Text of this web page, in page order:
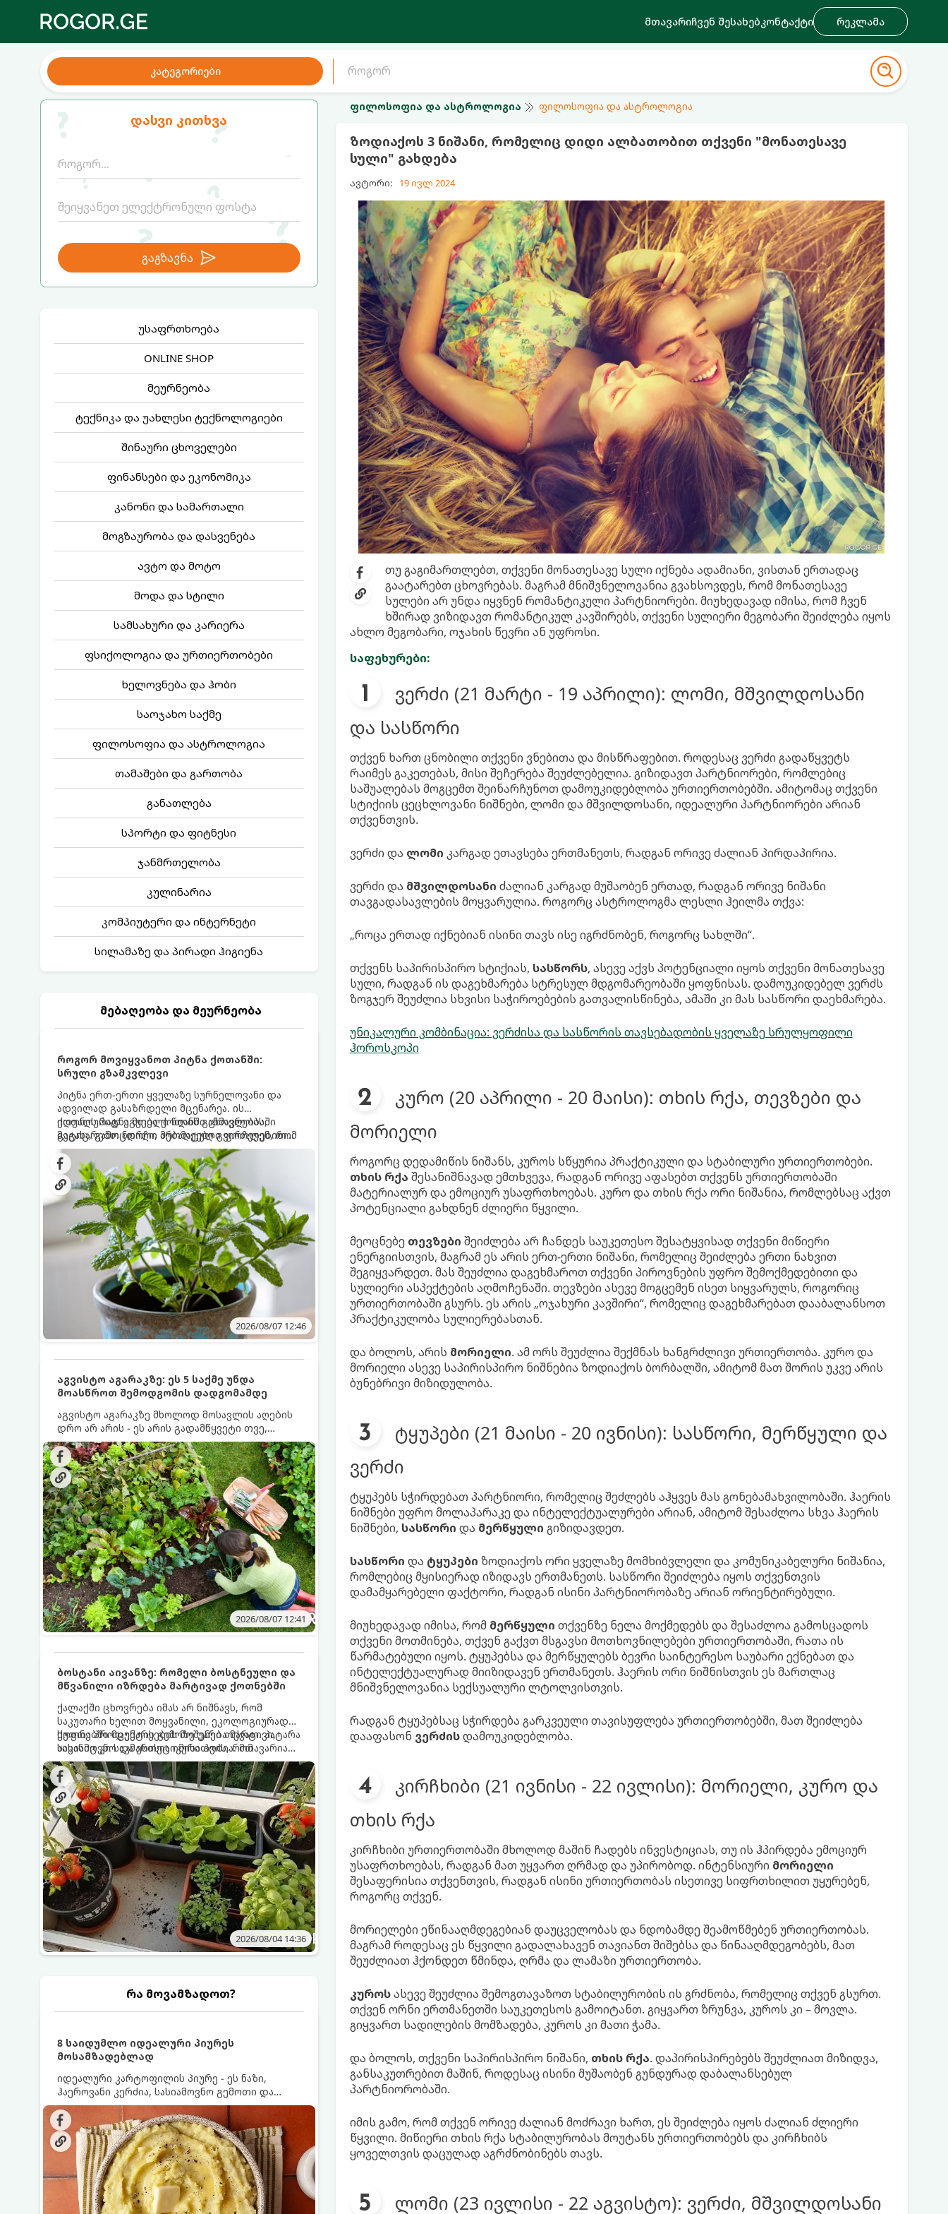
მთავარიჩვენ შესახებკონტაქტი რეკლამა
კატეგორიები
დასვი კითხვა
გაგზავნა
უსაფრთხოება
ONLINE SHOP
მეურნეობა
ტექნიკა და უახლესი ტექნოლოგიები
შინაური ცხოველები
ფინანსები და ეკონომიკა
კანონი და სამართალი
მოგზაურობა და დასვენება
ავტო და მოტო
მოდა და სტილი
სამსახური და კარიერა
ფსიქოლოგია და ურთიერთობები
ხელოვნება და ჰობი
საოჯახო საქმე
ფილოსოფია და ასტროლოგია
თამაშები და გართობა
განათლება
სპორტი და ფიტნესი
ჯანმრთელობა
კულინარია
კომპიუტერი და ინტერნეტი
სილამაზე და პირადი ჰიგიენა
მებაღეობა და მეურნეობა
როგორ მოვიყვანოთ პიტნა ქოთანში:
სრული გზამკვლევი
პიტნა ერთ-ერთი ყველაზე სურნელოვანი და
ადვილად გასაზრდელი მცენარეა. ის
იდეალურად ეგუება ქოთანში ცხოვრებას,
მეტიც, გამოცდილი მებაღეები გვირჩევენ, რომ
პიტნა მხოლოდ ქოთანში მოვიყვანოთ, რადგან
ღია გრუნტში (ბაღში) დარგვისას ის ფესვებით
ძალიან სწრაფად ვრცელდება და სხვა
მცენარეებს ავიწროებს.
ქოთნის პიტნა მთელი წლის განმავლობაში
გაგახარებთ ნორჩი, არომატული ფოთლებით
ჩაის, ლიმონათისა თუ კერძებისთვის.
2026/08/07 12:46
აგვისტო აგარაკზე: ეს 5 საქმე უნდა
მოასწროთ შემოდგომის დადგომამდე
აგვისტო აგარაკზე მხოლოდ მოსავლის აღების
დრო არ არის - ეს არის გადამწყვეტი თვე,
როდესაც საფუძველი ეყრება მომავალი წლის
მოსავალს და ბაღი მზადდება შემოდგომა-
ზამთრის სეზონისთვის. იმისათვის, რომ
ნიადაგმა ენერგია აღიდგინოს, ხოლო
მცენარეებმა ზამთარს გაუძლონ, აგვისტოს
ბოლომდე 5 მნიშვნელოვანი საქმის გაკეთება
უნდა მოასწროთ:
2026/08/07 12:41
ბოსტანი აივანზე: რომელი ბოსტნეული და
მწვანილი იზრდება მარტივად ქოთნებში
ქალაქში ცხოვრება იმას არ ნიშნავს, რომ
საკუთარი ხელით მოყვანილი, ეკოლოგიურად
სუფთა პროდუქტის გემოზე უარი თქვათ. პატარა
აივანიც კი საკმარისია იმისათვის, რომ
მოიწყოთ მინი-ბოსტანი, საიდანაც
ყოველდღიურად ახალ, არომატულ მწვანილსა
და ბოსტნეულს მოკრეფთ.
ქოთნებში მცენარეების მოშენება მარტივი,
სასიამოვნო და ესთეტიკური ჰობია. მთავარია
იცოდეთ, რომელი კულტურები ეგუებიან
ქოთნის პირობებს ყველაზე კარგად და როგორ
მოუაროთ მათ სწორად.
2026/08/04 14:36
რა მოვამზადოთ?
8 საიდუმლო იდეალური პიურეს
მოსამზადებლად
იდეალური კარტოფილის პიურე - ეს ნაზი,
ჰაეროვანი კერძია, სასიამოვნო გემოთი და
ნაღების-მოყვითალო ფერით. მისი მომზადება
ძალიან მარტივია, მაგრამ არსებობს რამდენიმე
საიდუმლო, რომლებიც უნდა იცოდეთ, რომ
პიურე იდეალურად გემრიელი გამოვიდეს.
ფილოსოფია და ასტროლოგია ფილოსოფია და ასტროლოგია
ზოდიაქოს 3 ნიშანი, რომელიც დიდი ალბათობით თქვენი "მონათესავე
სული" გახდება
ავტორი: 19 ივლ 2024
თუ გაგიმართლებთ, თქვენი მონათესავე სული იქნება ადამიანი, ვისთან ერთადაც
გაატარებთ ცხოვრებას. მაგრამ მნიშვნელოვანია გვახსოვდეს, რომ მონათესავე
სულები არ უნდა იყვნენ რომანტიკული პარტნიორები. მიუხედავად იმისა, რომ ჩვენ
ხშირად ვიზიდავთ რომანტიკულ კავშირებს, თქვენი სულიერი მეგობარი შეიძლება იყოს
ახლო მეგობარი, ოჯახის წევრი ან უფროსი.
საფეხურები:
ვერძი (21 მარტი - 19 აპრილი): ლომი, მშვილდოსანი
და სასწორი
თქვენ ხართ ცნობილი თქვენი ვნებითა და მისწრაფებით. როდესაც ვერძი გადაწყვეტს
რაიმეს გაკეთებას, მისი შეჩერება შეუძლებელია. გიზიდავთ პარტნიორები, რომლებიც
საშუალებას მოგცემთ შეინარჩუნოთ დამოუკიდებლობა ურთიერთობებში. ამიტომაც თქვენი
სტიქიის ცეცხლოვანი ნიშნები, ლომი და მშვილდოსანი, იდეალური პარტნიორები არიან
თქვენთვის.
ვერძი და ლომი კარგად ეთავსება ერთმანეთს, რადგან ორივე ძალიან პირდაპირია.
ვერძი და მშვილდოსანი ძალიან კარგად მუშაობენ ერთად, რადგან ორივე ნიშანი
თავგადასავლების მოყვარულია. როგორც ასტროლოგმა ლესლი ჰეილმა თქვა:
„როცა ერთად იქნებიან ისინი თავს ისე იგრძნობენ, როგორც სახლში“.
თქვენს საპირისპირო სტიქიას, სასწორს, ასევე აქვს პოტენციალი იყოს თქვენი მონათესავე
სული, რადგან ის დაგეხმარება სტრესულ მდგომარეობაში ყოფნისას. დამოუკიდებელ ვერძს
ზოგჯერ შეუძლია სხვისი საჭიროებების გათვალისწინება, ამაში კი მას სასწორი დაეხმარება.
უნიკალური კომბინაცია: ვერძისა და სასწორის თავსებადობის ყველაზე სრულყოფილი
ჰოროსკოპი
კურო (20 აპრილი - 20 მაისი): თხის რქა, თევზები და
მორიელი
როგორც დედამიწის ნიშანს, კუროს სწყურია პრაქტიკული და სტაბილური ურთიერთობები.
თხის რქა შესანიშნავად ემთხვევა, რადგან ორივე აფასებთ თქვენს ურთიერთობაში
მატერიალურ და ემოციურ უსაფრთხოებას. კურო და თხის რქა ორი ნიშანია, რომლებსაც აქვთ
პოტენციალი გახდნენ ძლიერი წყვილი.
მეოცნებე თევზები შეიძლება არ ჩანდეს საუკეთესო შესატყვისად თქვენი მიწიერი
ენერგიისთვის, მაგრამ ეს არის ერთ-ერთი ნიშანი, რომელიც შეიძლება ერთი ნახვით
შეგიყვარდეთ. მას შეუძლია დაგეხმაროთ თქვენი პიროვნების უფრო შემოქმედებითი და
სულიერი ასპექტების აღმოჩენაში. თევზები ასევე მოგცემენ ისეთ სიყვარულს, როგორიც
ურთიერთობაში გსურს. ეს არის „ოჯახური კავშირი“, რომელიც დაგეხმარებათ დააბალანსოთ
პრაქტიკულობა სულიერებასთან.
და ბოლოს, არის მორიელი. ამ ორს შეუძლია შექმნას ხანგრძლივი ურთიერთობა. კურო და
მორიელი ასევე საპირისპირო ნიშნებია ზოდიაქოს ბორბალში, ამიტომ მათ შორის უკვე არის
ბუნებრივი მიზიდულობა.
ტყუპები (21 მაისი - 20 ივნისი): სასწორი, მერწყული და
ვერძი
ტყუპებს სჭირდებათ პარტნიორი, რომელიც შეძლებს აჰყვეს მას გონებამახვილობაში. ჰაერის
ნიშნები უფრო მოლაპარაკე და ინტელექტუალურები არიან, ამიტომ შესაძლოა სხვა ჰაერის
ნიშნები, სასწორი და მერწყული გიზიდავდეთ.
სასწორი და ტყუპები ზოდიაქოს ორი ყველაზე მომხიბვლელი და კომუნიკაბელური ნიშანია,
რომლებიც მყისიერად იზიდავს ერთმანეთს. სასწორი შეიძლება იყოს თქვენთვის
დამამყარებელი ფაქტორი, რადგან ისინი პარტნიორობაზე არიან ორიენტირებული.
მიუხედავად იმისა, რომ მერწყული თქვენზე ნელა მოქმედებს და შესაძლოა გამოსცადოს
თქვენი მოთმინება, თქვენ გაქვთ მსგავსი მოთხოვნილებები ურთიერთობაში, რათა ის
წარმატებული იყოს. ტყუპებსა და მერწყულებს ბევრი საინტერესო საუბარი ექნებათ და
ინტელექტუალურად მიიზიდავენ ერთმანეთს. ჰაერის ორი ნიშნისთვის ეს მართლაც
მნიშვნელოვანია სექსუალური ლტოლვისთვის.
რადგან ტყუპებსაც სჭირდება გარკვეული თავისუფლება ურთიერთობებში, მათ შეიძლება
დააფასონ ვერძისდამოუკიდებლობა.
კირჩხიბი (21 ივნისი - 22 ივლისი): მორიელი, კურო და
თხის რქა
კირჩხიბი ურთიერთობაში მხოლოდ მაშინ ჩადებს ინვესტიციას, თუ ის ჰპირდება ემოციურ
უსაფრთხოებას, რადგან მათ უყვართ ღრმად და უპირობოდ. ინტენსიური მორიელი
შესაფერისია თქვენთვის, რადგან ისინი ურთიერთობას ისეთივე სიფრთხილით უყურებენ,
როგორც თქვენ.
მორიელები ეწინააღმდეგებიან დაუცველობას და ნდობამდე შეამოწმებენ ურთიერთობას.
მაგრამ როდესაც ეს წყვილი გადალახავენ თავიანთ შიშებსა და წინააღმდეგობებს, მათ
შეუძლიათ ჰქონდეთ წმინდა, ღრმა და ლამაზი ურთიერთობა.
კუროსასევე შეუძლია შემოგთავაზოთ სტაბილურობის ის გრძნობა, რომელიც თქვენ გსურთ.
თქვენ ორნი ერთმანეთში საუკეთესოს გამოიტანთ. გიყვართ ზრუნვა, კუროს კი – მოვლა.
გიყვართ სადილების მომზადება, კუროს კი მათი ჭამა.
და ბოლოს, თქვენი საპირისპირო ნიშანი, თხის რქა. დაპირისპირებებს შეუძლიათ მიზიდვა,
განსაკუთრებით მაშინ, როდესაც ისინი მუშაობენ გუნდურად დაბალანსებულ
პარტნიორობაში.
იმის გამო, რომ თქვენ ორივე ძალიან მოძრავი ხართ, ეს შეიძლება იყოს ძალიან ძლიერი
წყვილი. მიწიერი თხის რქა სტაბილურობას მოუტანს ურთიერთობებს და კირჩხიბს
ყოველთვის დაცულად აგრძნობინებს თავს.
ლომი (23 ივლისი - 22 აგვისტო): ვერძი, მშვილდოსანი